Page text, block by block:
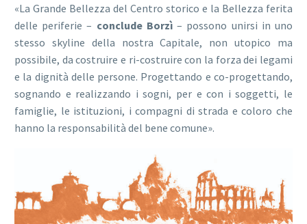
«La Grande Bellezza del Centro storico e la Bellezza ferita
delle periferie – conclude Borzì– possono unirsi in uno
stesso skyline della nostra Capitale, non utopico ma
possibile, da costruire e ri-costruire con la forza dei legami
e la dignità delle persone. Progettando e co-progettando,
sognando e realizzando i sogni, per e con i soggetti, le
famiglie, le istituzioni, i compagni di strada e coloro che
hanno la responsabilità del bene comune».